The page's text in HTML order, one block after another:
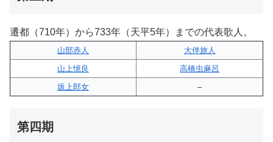
遷都（710年）から733年（天平5年）までの代表歌人。
山部赤人
大伴旅人
山上憶良
高橋虫麻呂
坂上郎女
–
第四期